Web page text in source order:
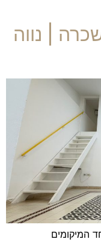
| נווה
המיקומים